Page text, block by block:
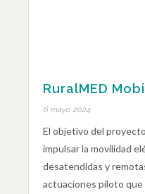
RuralMED
6 mayo 2024
El objetivo del
impulsar la movilidad
desatendidas y
actuaciones piloto